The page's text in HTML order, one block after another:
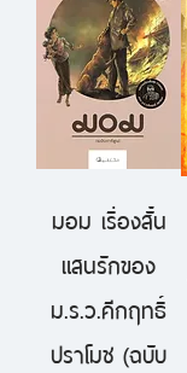
มอม เรื่องสั้น
แสนรักของ
ม.ร.ว.คีกฤทธิ์
ปราโมช (ฉบับ